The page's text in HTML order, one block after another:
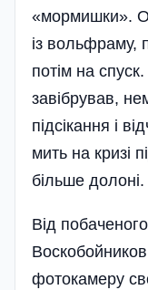
«мормишки».
із вольфраму,
потім на
завібрував,
підсікання і
мить на кризі
більше долоні.
Від
фотокамеру